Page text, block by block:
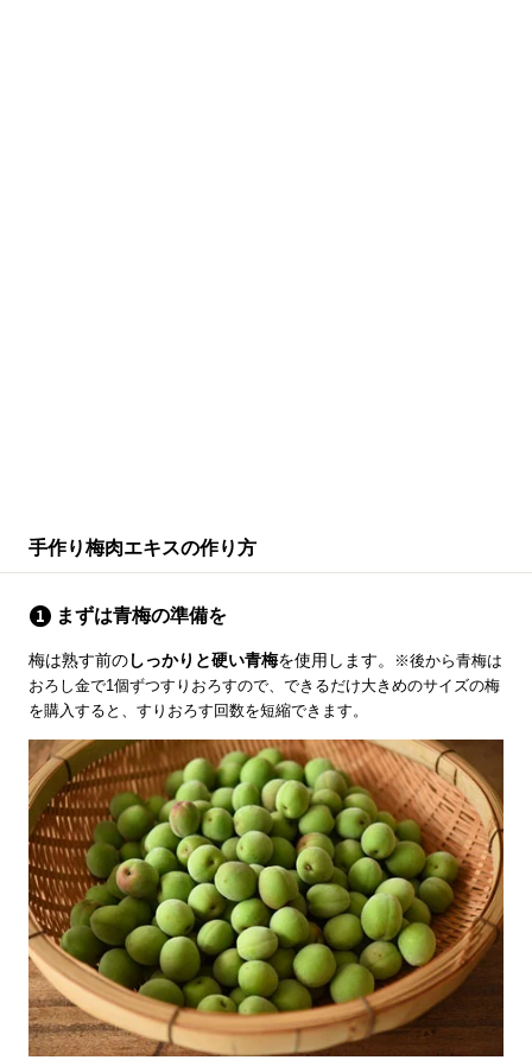
手作り梅肉エキスの作り方
まずは青梅の準備を
梅は熟す前のしっかりと硬い青梅を使用します。
※後から青梅は
おろし金で1個ずつすりおろすので、できるだけ大きめのサイズの梅
を購入すると、すりおろす回数を短縮できます。